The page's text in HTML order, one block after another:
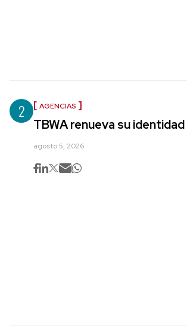
2 AGENCIAS
TBWA renueva su
agosto 5, 2026